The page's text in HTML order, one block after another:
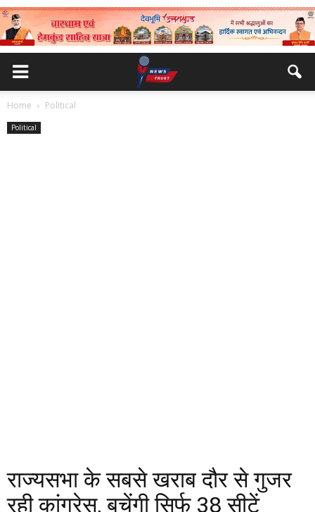
Home Political
Political
राज्यसभा के सबसे खराब दौर से गुजर
रही कांग्रेस, बचेंगी सिर्फ 38 सीटें